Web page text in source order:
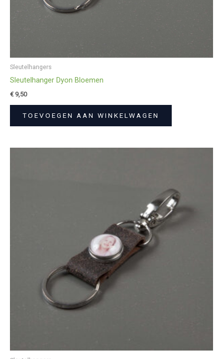
Sleutelhangers
Sleutelhanger Dyon Bloemen
€9,50
TOEVOEGEN AAN WINKELWAGEN